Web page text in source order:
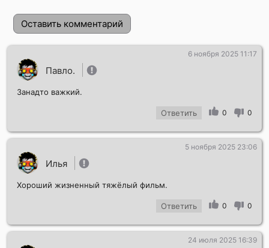
Оставить комментарий
Отправить!
Павло.
6 ноября 2025 11:17
Занадто важкий.
Ответить 0 0
Илья
5 ноября 2025 23:06
Хороший жизненный тяжёлый фильм.
Ответить 0 0
24 июля 2025 16:39